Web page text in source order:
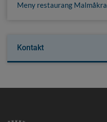
Meny restaurang Malmåkra
Kontakt